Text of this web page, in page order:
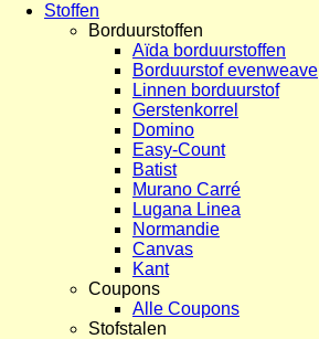
Stoffen
Borduurstoffen
Aïda borduurstoffen
Borduurstof evenweave
Linnen borduurstof
Gerstenkorrel
Domino
Easy-Count
Batist
Murano Carré
Lugana Linea
Normandie
Canvas
Kant
Coupons
Alle Coupons
Stofstalen